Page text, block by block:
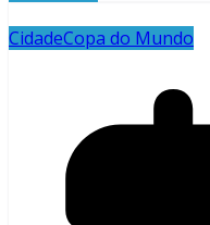
CidadeCopa do Mundo